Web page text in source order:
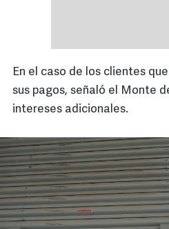
En el caso de los clientes
sus pagos, señaló el Monte
intereses adicionales.